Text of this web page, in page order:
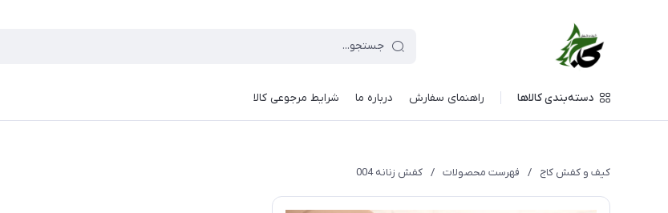
دسته‌بندی کالاها راهنمای سفارش درباره ما شرایط مرجوعی کالا
کیف و کفش کاج / فهرست محصولات / کفش زنانه 004